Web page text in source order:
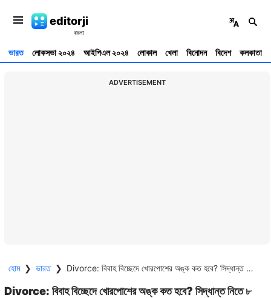
editorji
ভারত লোকসভা ২০২৪ আইপিএল ২০২৪ লোকাল খেলা বিনোদন বিদেশ কলকাতা
ADVERTISEMENT
হোম ❯ ভারত ❯ Divorce: বিবাহ বিচ্ছেদে খোরপোশের অঙ্ক কত হবে? সিদ্ধান্ত নিতে ৮ মানদণ্ড সুপ্রিম কোর্টের
Divorce: বিবাহ বিচ্ছেদে খোরপোশের অঙ্ক কত হবে? সিদ্ধান্ত নিতে ৮